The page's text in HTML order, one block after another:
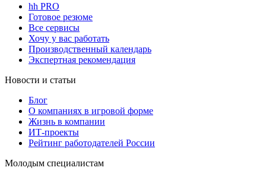
hh PRO
Готовое резюме
Все сервисы
Хочу у вас работать
Производственный календарь
Экспертная рекомендация
Новости и статьи
Блог
О компаниях в игровой форме
Жизнь в компании
ИТ-проекты
Рейтинг работодателей России
Молодым специалистам